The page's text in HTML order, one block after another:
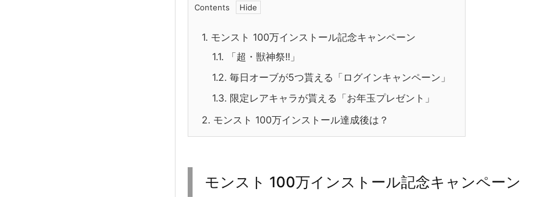
Contents
1. モンスト 100万インストール記念キャンペーン
1.1. 「超・獣神祭!!」
1.2. 毎日オーブが5つ貰える「ログインキャンペーン」
1.3. 限定レアキャラが貰える「お年玉プレゼント」
2. モンスト 100万インストール達成後は？
モンスト 100万インストール記念キャンペーン